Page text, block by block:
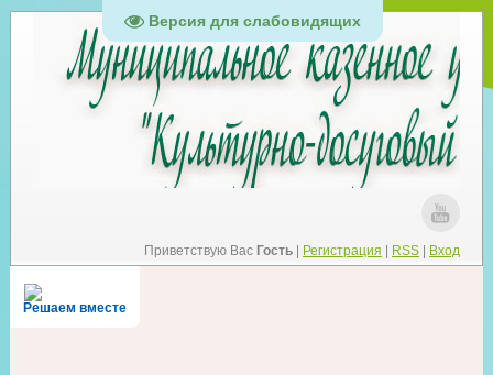
Версия для слабовидящих
Приветствую Вас Гость Регистрация RSS Вход
Решаем вместе